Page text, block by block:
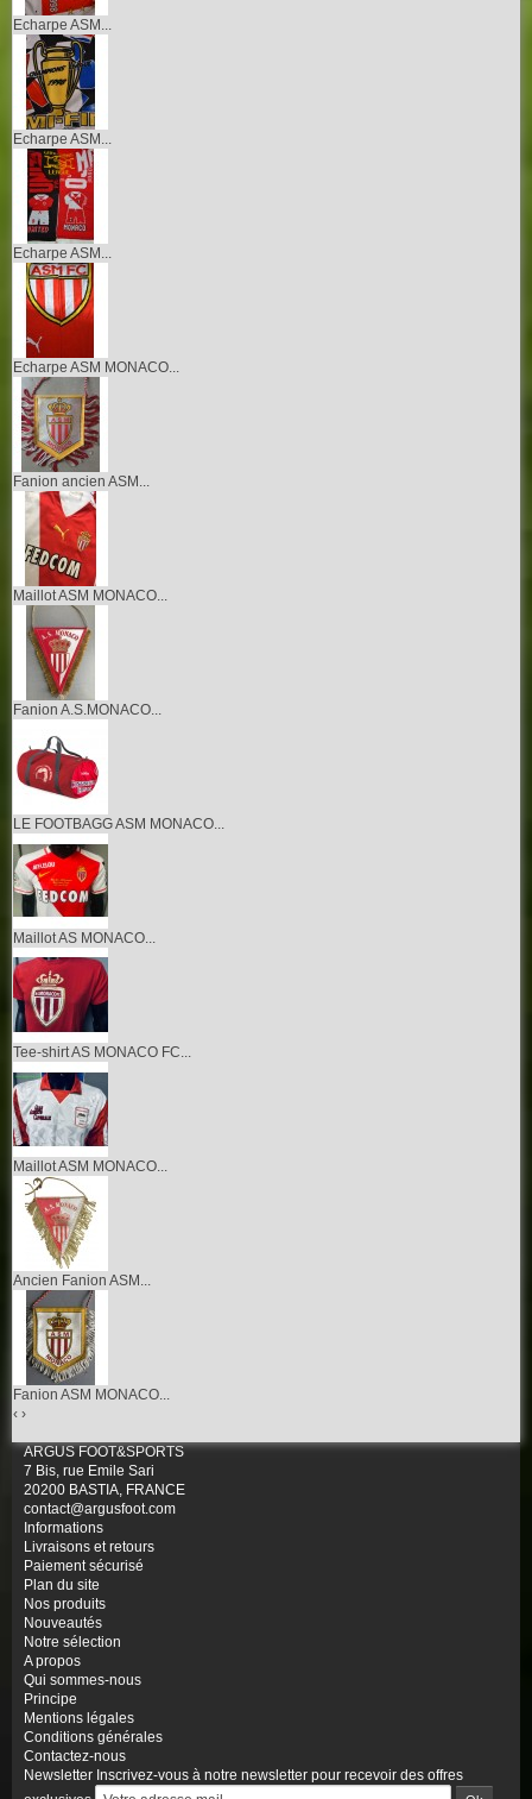
Echarpe ASM...
Echarpe ASM...
Echarpe ASM...
Echarpe ASM MONACO...
Fanion ancien ASM...
Maillot ASM MONACO...
Fanion A.S.MONACO...
LE FOOTBAGG ASM MONACO...
Maillot AS MONACO...
Tee-shirt AS MONACO FC...
Maillot ASM MONACO...
Ancien Fanion ASM...
Fanion ASM MONACO...
‹ ›
ARGUS FOOT&SPORTS
7 Bis, rue Emile Sari
20200 BASTIA, FRANCE
contact@argusfoot.com
Informations
Livraisons et retours
Paiement sécurisé
Plan du site
Nos produits
Nouveautés
Notre sélection
A propos
Qui sommes-nous
Principe
Mentions légales
Conditions générales
Contactez-nous
Newsletter Inscrivez-vous à notre newsletter pour recevoir des offres